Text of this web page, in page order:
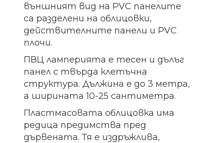
външният вид на PVC панелите
са разделени на облицовки,
действителните панели и PVC
плочи.
ПВЦ ламперията е тесен и дълъг
панел с твърда клетъчна
структура. Дължина е до 3 метра,
а ширината 10-25 сантиметра.
Пластмасовата облицовка има
редица предимства пред
дървената. Тя е издръжлива,